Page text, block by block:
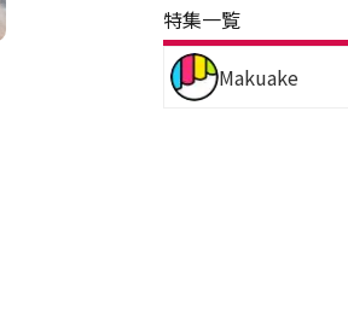
特集一覧
Makuake